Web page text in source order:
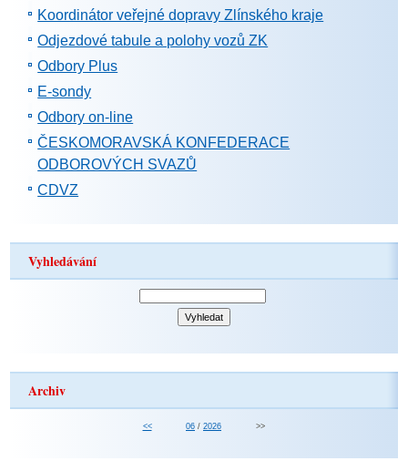
Koordinátor veřejné dopravy Zlínského kraje
Odjezdové tabule a polohy vozů ZK
Odbory Plus
E-sondy
Odbory on-line
ČESKOMORAVSKÁ KONFEDERACE
ODBOROVÝCH SVAZŮ
CDVZ
Vyhledávání
Archiv
<< 06 / 2026 >>